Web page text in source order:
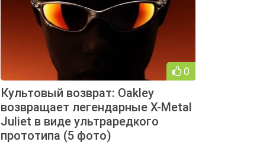
0
Культовый возврат: Oakley
возвращает легендарные X-Metal
Juliet в виде ультраредкого
прототипа (5 фото)